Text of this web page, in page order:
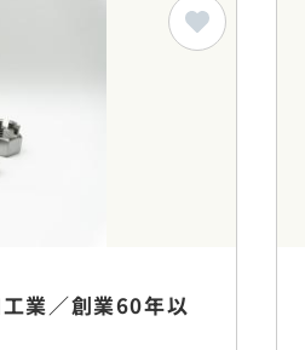
業／創業60年以